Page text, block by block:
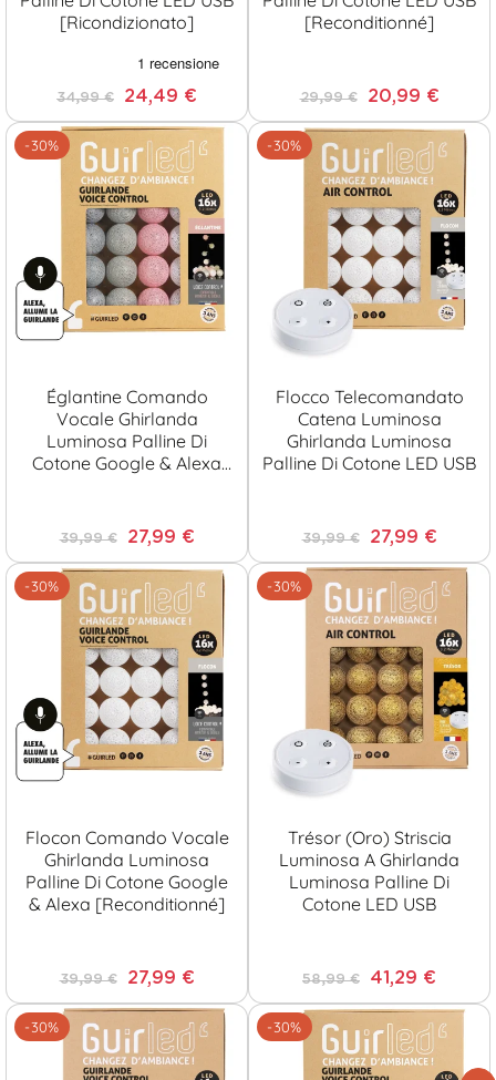
[Ricondizionato]
34,99 € 24,49 €
[Reconditionné]
29,99 € 20,99 €
-30%
Églantine Comando
Vocale Ghirlanda
Luminosa Palline Di
Cotone Google & Alexa
39,99 € 27,99 €
-30%
Flocco Telecomandato
Catena Luminosa
Ghirlanda Luminosa
Palline Di Cotone LED USB
39,99 € 27,99 €
-30%
Flocon Comando Vocale
Ghirlanda Luminosa
Palline Di Cotone Google
& Alexa [Reconditionné]
39,99 € 27,99 €
-30%
Trésor (Oro) Striscia
Luminosa A Ghirlanda
Luminosa Palline Di
Cotone LED USB
58,99 € 41,29 €
-30% -30%